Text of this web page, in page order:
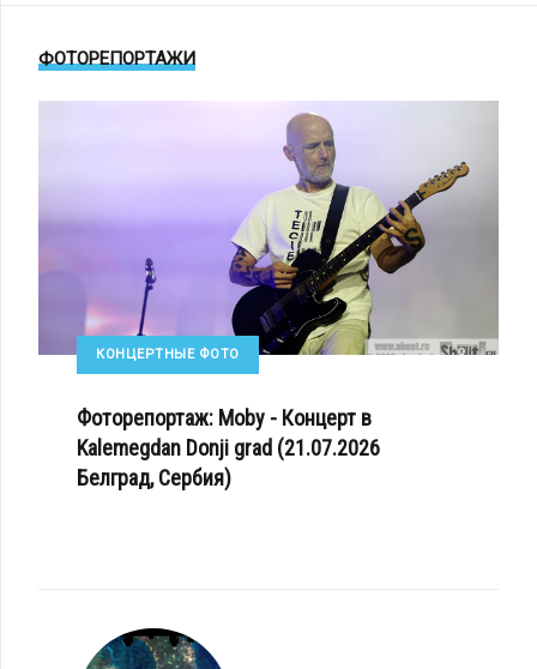
ФОТОРЕПОРТАЖИ
КОНЦЕРТНЫЕ ФОТО
Фоторепортаж: Moby - Концерт в
Kalemegdan Donji grad (21.07.2026
Белград, Сербия)